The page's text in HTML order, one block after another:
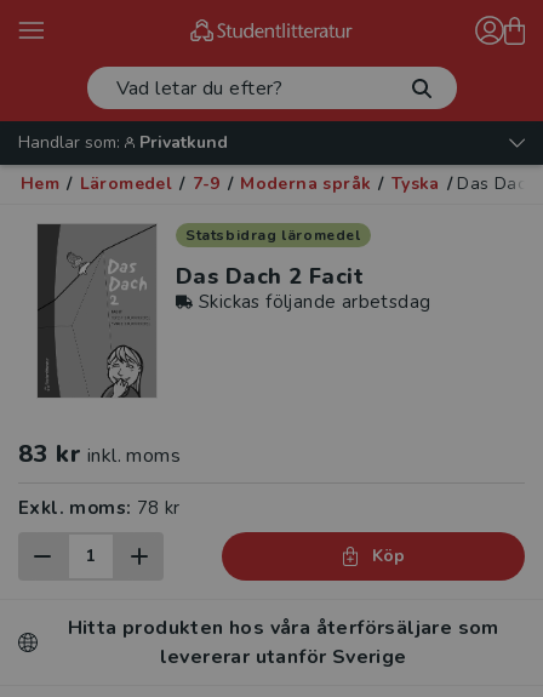
Handlar som:
Privatkund
Hem / Läromedel / 7-9 / Moderna språk / Tyska / Das Dach
Statsbidrag läromedel
Das Dach 2 Facit
Skickas följande arbetsdag
83 kr inkl. moms
Exkl. moms: 78 kr
Köp
Hitta produkten hos våra återförsäljare som
levererar utanför Sverige